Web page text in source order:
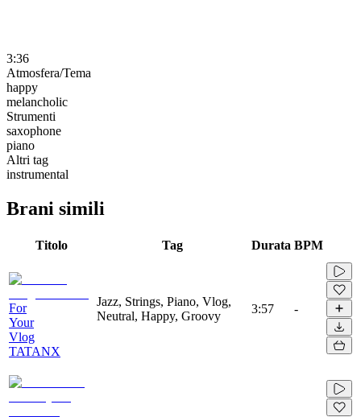
3:36
Atmosfera/Tema
happy
melancholic
Strumenti
saxophone
piano
Altri tag
instrumental
Brani simili
Titolo Tag Durata BPM
For
Your
Vlog
TATANX
Jazz, Strings, Piano, Vlog,
Neutral, Happy, Groovy
3:57 -